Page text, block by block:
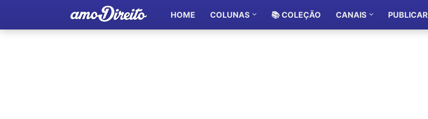
HOME COLUNAS 📚 COLEÇÃO CANAIS PUBLICAR